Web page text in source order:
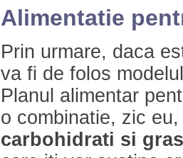
Alimentatie
Prin urmare, daca
va fi de folos
Planul alimentar
o combinatie, zic
carbohidrati si